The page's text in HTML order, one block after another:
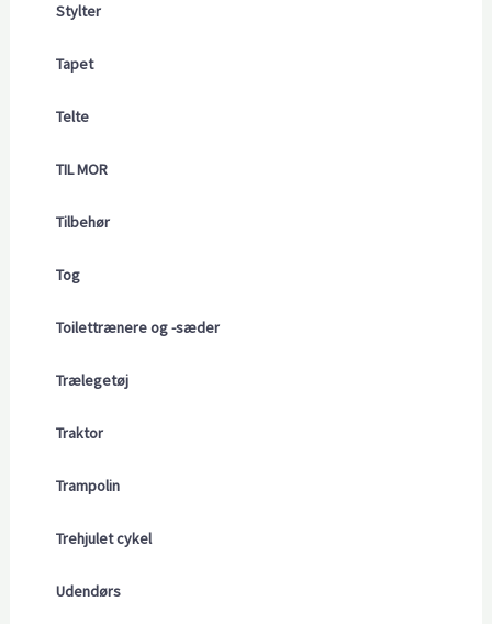
Stylter
Tapet
Telte
TIL MOR
Tilbehør
Tog
Toilettrænere og -sæder
Trælegetøj
Traktor
Trampolin
Trehjulet cykel
Udendørs